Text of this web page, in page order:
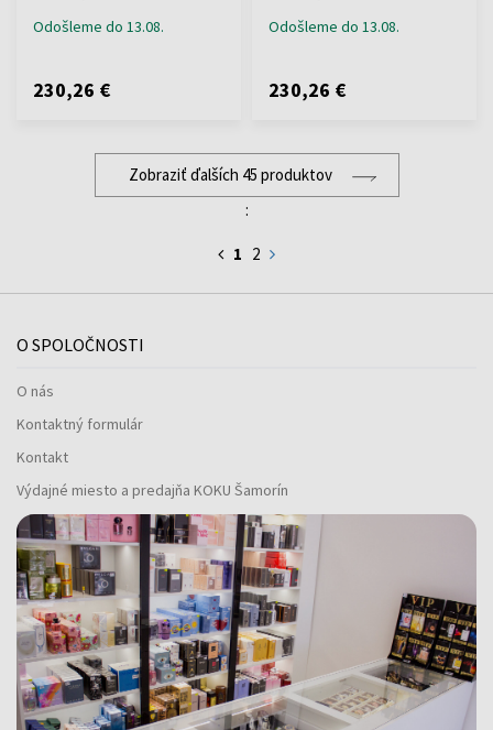
Odošleme do 13.08.
230,26 €
Odošleme do 13.08.
230,26 €
Zobraziť ďalších 45 produktov
:
1 2
O SPOLOČNOSTI
O nás
Kontaktný formulár
Kontakt
Výdajné miesto a predajňa KOKU Šamorín